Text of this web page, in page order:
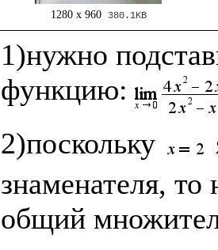
1280 x 960 380.1KB
1)нужно
функцию:
2)поскольку
знаменателя,
общий